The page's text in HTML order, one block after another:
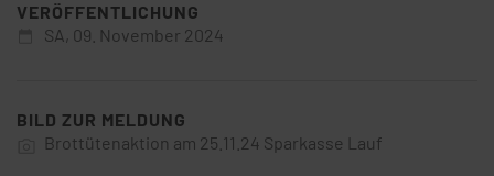
VERÖFFENTLICHUNG
SA, 09. November 2024
BILD ZUR MELDUNG
Brottütenaktion am 25.11.24 Sparkasse Lauf